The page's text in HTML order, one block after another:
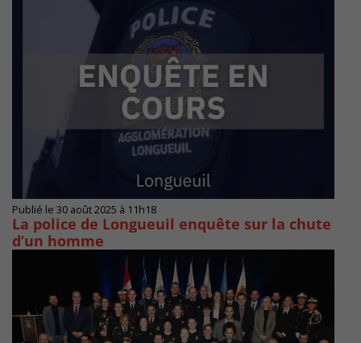
Publié le 30 août 2025 à 11h18
La police de Longueuil enquête sur la chute
d’un homme